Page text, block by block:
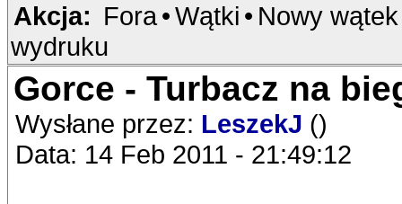
Akcja: Fora•Wątki • Nowy wątek
wydruku
Gorce - Turbacz na
Wysłane przez: LeszekJ ()
Data: 14 Feb 2011 - 21:49:12